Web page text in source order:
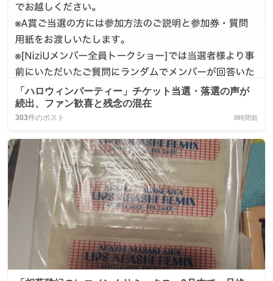
「ハロウィンパーティー」チケット当選・落選の声が
続出、ファン歓喜と残念の混在
303件のポスト 8時間前